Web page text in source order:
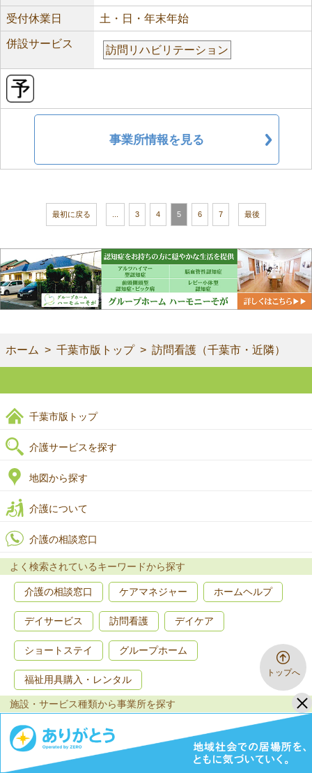
受付休業日 土・日・年末年始
併設サービス
訪問リハビリテーション
事業所情報を見る
最初に戻る 3 4 5 6 7 最後
ホーム 千葉市版トップ 訪問看護（千葉市・近隣）
トップへ
千葉市版トップ
介護サービスを探す
地図から探す
介護について
介護の相談窓口
よく検索されているキーワードから探す
介護の相談窓口 ケアマネジャー ホームヘルプ
デイサービス 訪問看護 デイケア
ショートステイ グループホーム
福祉用具購入・レンタル
施設・サービス種類から事業所を探す
居宅介護支援 訪問介護（ホームヘルプ）
訪問入浴介護